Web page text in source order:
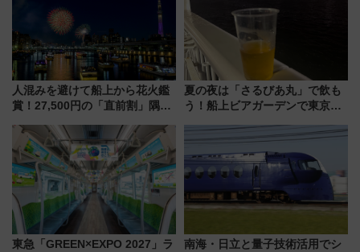
人混みを避けて船上から花火鑑
賞！27,500円の「直前割」隅田
メも持ち込みOK
夏の夜は「さるびあ丸」で飲も
う！船上ビアガーデンで東京湾
杯……工場直送生ビールや島グ
ルメが美味い
東急「GREEN×EXPO 2027」ラ
南海・日立と量子技術活用でシ